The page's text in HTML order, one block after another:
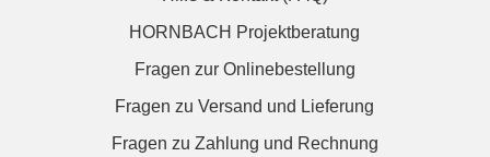
HORNBACH Projektberatung
Fragen zur Onlinebestellung
Fragen zu Versand und Lieferung
Fragen zu Zahlung und Rechnung